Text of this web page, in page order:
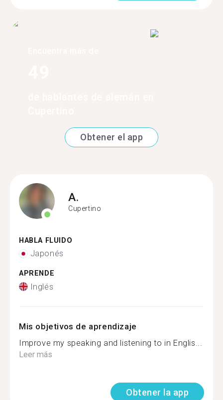
Obtener el app
A.
Cupertino
HABLA FLUIDO
Japonés
APRENDE
Inglés
Mis objetivos de aprendizaje
Improve my speaking and listening to in Englis...
Leer más
Obtener la app